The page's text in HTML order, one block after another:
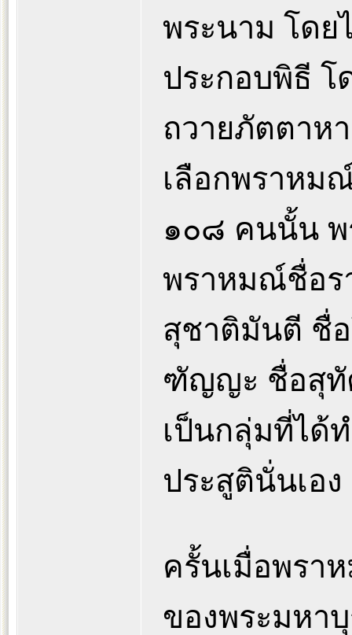
พระนาม โด
ประกอบพิธี โ
ถวายภัตตาห
เลือกพราหม
๑๐๘ คนนั้น
พราหมณ์ชื่อร
สุชาติมันตี ชื่
ฑัญญะ ชื่อสุทั
เป็นกลุ่มที่ได้
ประสูตินั่นเอง
ครั้นเมื่อพรา
ของพระมหา